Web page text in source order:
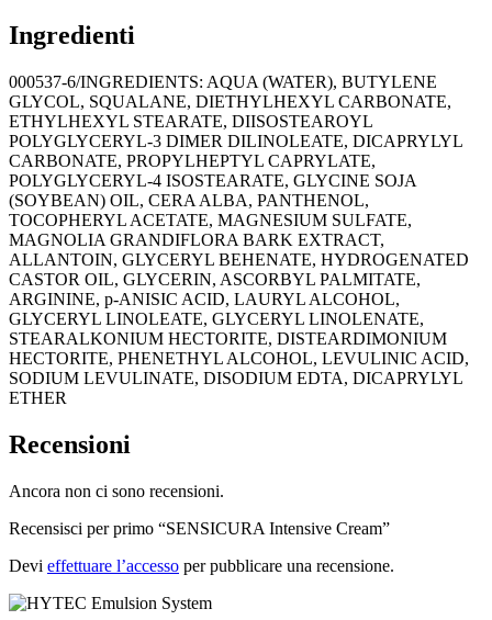
Ingredienti
000537-6/INGREDIENTS: AQUA (WATER), BUTYLENE
GLYCOL, SQUALANE, DIETHYLHEXYL CARBONATE,
ETHYLHEXYL STEARATE, DIISOSTEAROYL
POLYGLYCERYL-3 DIMER DILINOLEATE, DICAPRYLYL
CARBONATE, PROPYLHEPTYL CAPRYLATE,
POLYGLYCERYL-4 ISOSTEARATE, GLYCINE SOJA
(SOYBEAN) OIL, CERA ALBA, PANTHENOL,
TOCOPHERYL ACETATE, MAGNESIUM SULFATE,
MAGNOLIA GRANDIFLORA BARK EXTRACT,
ALLANTOIN, GLYCERYL BEHENATE, HYDROGENATED
CASTOR OIL, GLYCERIN, ASCORBYL PALMITATE,
ARGININE, p-ANISIC ACID, LAURYL ALCOHOL,
GLYCERYL LINOLEATE, GLYCERYL LINOLENATE,
STEARALKONIUM HECTORITE, DISTEARDIMONIUM
HECTORITE, PHENETHYL ALCOHOL, LEVULINIC ACID,
SODIUM LEVULINATE, DISODIUM EDTA, DICAPRYLYL
ETHER
Recensioni
Ancora non ci sono recensioni.
Recensisci per primo “SENSICURA Intensive Cream”
Devi effettuare l’accesso per pubblicare una recensione.